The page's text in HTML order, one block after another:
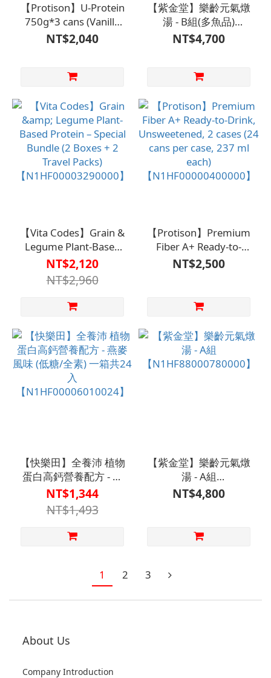
【Protison】U-Protein
750g*3 cans (Vanilla
Flavor)
【N1HF00000300000】
NT$2,040
【紫金堂】樂齡元氣燉
湯 - B組(多魚品)
【N1HF88000790000】
NT$4,700
【Vita Codes】Grain &
Legume Plant-Based
Protein – Special
Bundle (2 Boxes + 2
Travel Packs)
【N1HF00003290000】
NT$2,120
NT$2,960
【Protison】Premium
Fiber A+ Ready-to-
Drink, Unsweetened, 2
cases (24 cans per
【N1HF00000400000】
NT$2,500
【快樂田】全養沛 植物
蛋白高鈣營養配方 - 燕
麥風味 (低糖/全素) 一箱
共24入
【N1HF00006010024】
NT$1,344
NT$1,493
【紫金堂】樂齡元氣燉
湯 - A組
【N1HF88000780000】
NT$4,800
1 2 3
About Us
Company Introduction